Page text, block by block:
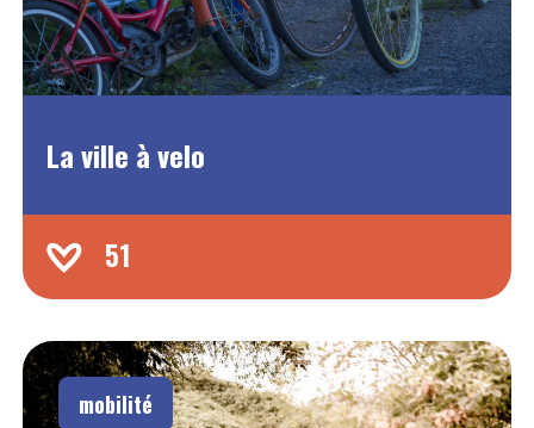
La ville à velo
51
mobilité